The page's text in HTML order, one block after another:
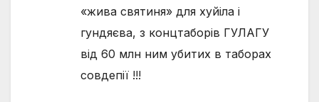
«жива святиня» для хуйіла і
гундяєва, з концтаборів ГУЛАГУ
від 60 млн ним убитих в таборах
совдепії !!!